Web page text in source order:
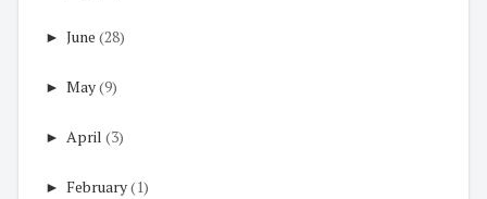
► June (28)
► May(9)
► April (3)
► February(1)